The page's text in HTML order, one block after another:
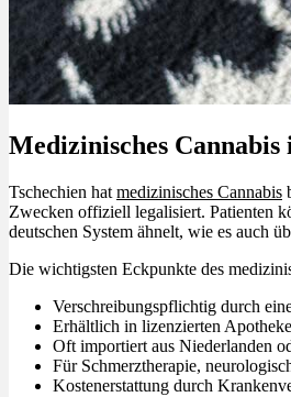
Medizinisches Cannabis
Tschechien hat medizinisches Cannabis
Zwecken offiziell legalisiert. Patienten
deutschen System ähnelt, wie es auch
Die wichtigsten Eckpunkte des
Verschreibungspflichtig durch
Erhältlich in lizenzierten
Oft importiert aus Niederlanden
Für Schmerztherapie,
Kostenerstattung durch